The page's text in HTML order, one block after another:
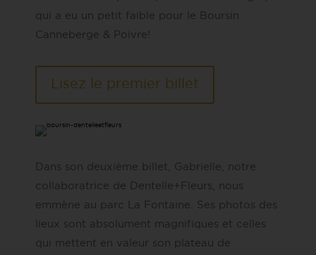
qui a eu un petit faible pour le Boursin
Canneberge & Poivre!
Lisez le premier billet
Dans son deuxième billet, Gabrielle, notre
collaboratrice de Dentelle+Fleurs, nous
emmène au parc La Fontaine. Ses photos des
lieux sont absolument magnifiques et celles
qui mettent en valeur son plateau de